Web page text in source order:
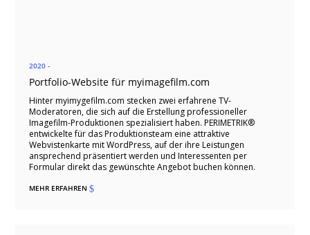
2020 -
Portfolio-Website für myimagefilm.com
Hinter myimygefilm.com stecken zwei erfahrene TV-
Moderatoren, die sich auf die Erstellung professioneller
Imagefilm-Produktionen spezialisiert haben. PERIMETRIK®
entwickelte für das Produktionsteam eine attraktive
Webvistenkarte mit WordPress, auf der ihre Leistungen
ansprechend präsentiert werden und Interessenten per
Formular direkt das gewünschte Angebot buchen können.
MEHR ERFAHREN$